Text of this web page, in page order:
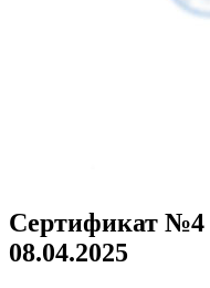
Сертификат
08.04.2025